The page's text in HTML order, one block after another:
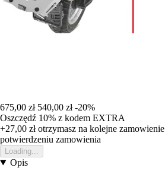
675,00 zł 540,00 zł -20%
Oszczędź 10% z kodem EXTRA
+27,00 złotrzymasz na kolejne zamowienie
potwierdzeniu zamowienia
Loading...
Opis